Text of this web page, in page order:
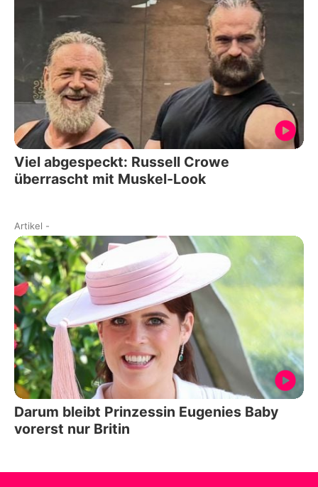
Viel abgespeckt: Russell Crowe
überrascht mit Muskel-Look
Artikel -
Darum bleibt Prinzessin Eugenies Baby
vorerst nur Britin